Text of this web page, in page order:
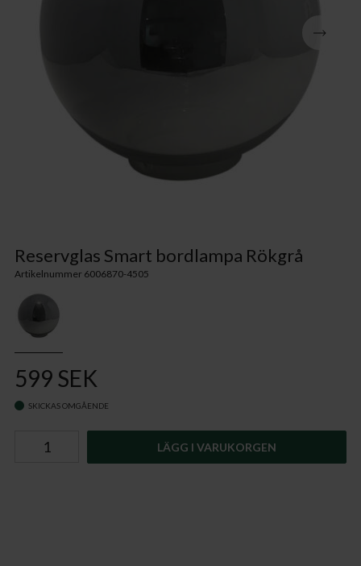
Reservglas Smart bordlampa Rökgrå
Artikelnummer 6006870-4505
599 SEK
SKICKAS OMGÅENDE
LÄGG I VARUKORGEN